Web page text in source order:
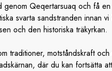
Qeqertarsuaq och få
svarta sandstranden innan
och den historiska träkyrkan.
traditioner, motståndskraft
där du kan fortsätta